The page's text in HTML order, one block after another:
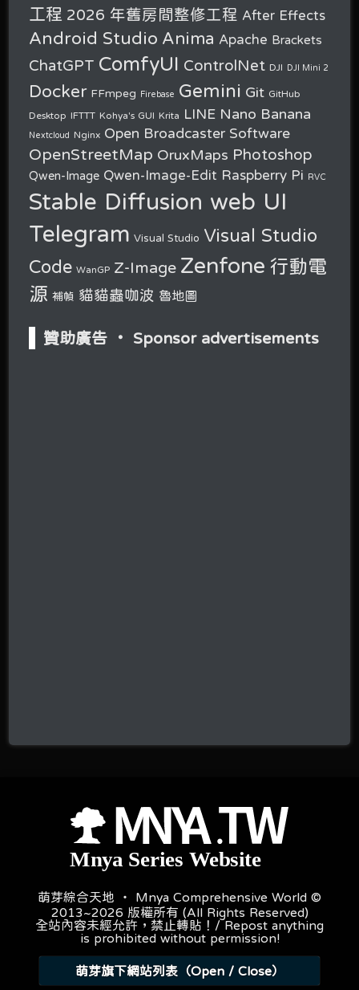
工程 2026 年舊房間整修工程 After Effects
Android Studio Anima Apache Brackets
ChatGPT ComfyUI ControlNet DJI DJI Mini 2
Docker FFmpeg Firebase Gemini Git GitHub
Desktop IFTTT Kohya's GUI Krita LINE Nano Banana
Nextcloud Nginx Open Broadcaster Software
OpenStreetMap OruxMaps Photoshop
Qwen-Image Qwen-Image-Edit Raspberry Pi RVC
Stable Diffusion web UI
Telegram Visual Studio Visual Studio
Code WanGP Z-Image Zenfone 行動電
源 補幀 貓貓蟲咖波 魯地圖
贊助廣告 ‧ Sponsor advertisements
萌芽綜合天地 ‧ Mnya Comprehensive World ©
2013~2026 版權所有 (All Rights Reserved)
全站內容未經允許，禁止轉貼！/ Repost anything
is prohibited without permission!
萌芽旗下網站列表（Open / Close）